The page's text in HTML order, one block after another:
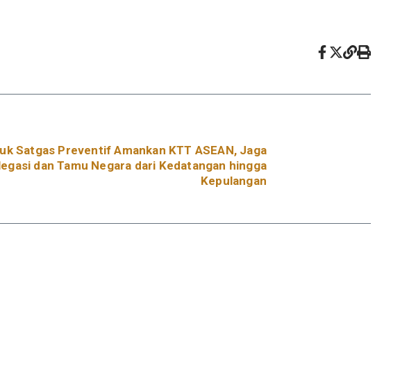
Satgas Preventif Amankan KTT ASEAN, Jaga
dan Tamu Negara dari Kedatangan hingga
Kepulangan